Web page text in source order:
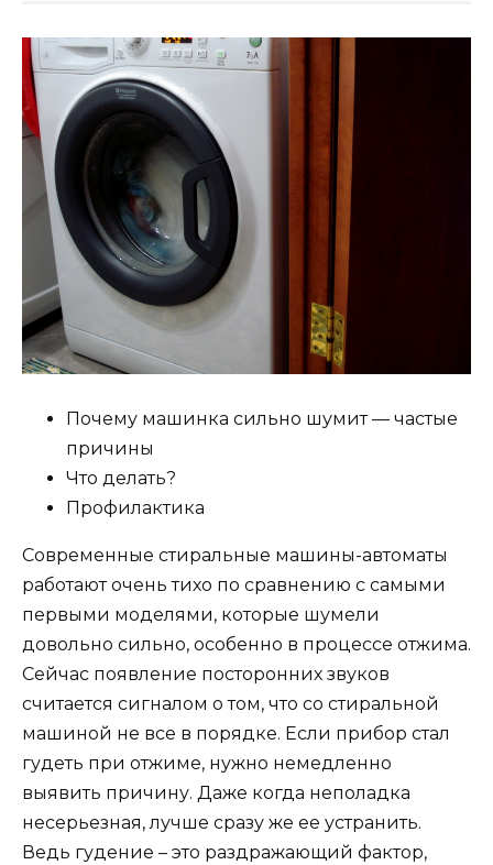
Почему машинка сильно шумит — частые
причины
Что делать?
Профилактика
Современные стиральные машины-автоматы
работают очень тихо по сравнению с самыми
первыми моделями, которые шумели
довольно сильно, особенно в процессе отжима.
Сейчас появление посторонних звуков
считается сигналом о том, что со стиральной
машиной не все в порядке. Если прибор стал
гудеть при отжиме, нужно немедленно
выявить причину. Даже когда неполадка
несерьезная, лучше сразу же ее устранить.
Ведь гудение – это раздражающий фактор,